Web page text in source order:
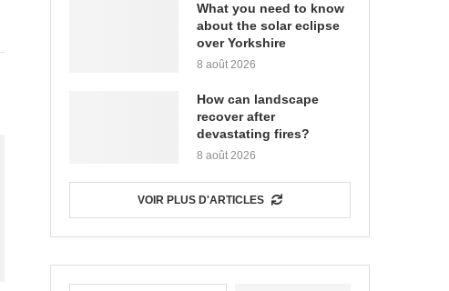
What you need to know
about the solar eclipse
over Yorkshire
8 août 2026
How can landscape
recover after
devastating fires?
8 août 2026
VOIR PLUS D'ARTICLES